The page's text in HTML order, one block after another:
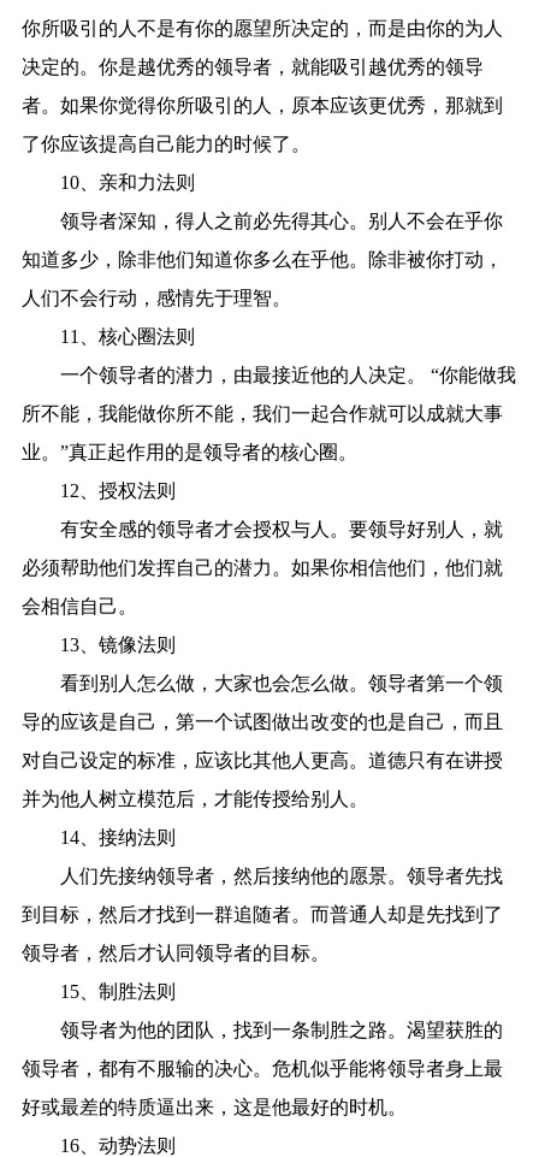
你所吸引的人不是有你的愿望所决定的，而是由你的为人
决定的。你是越优秀的领导者，就能吸引越优秀的领导
者。如果你觉得你所吸引的人，原本应该更优秀，那就到
了你应该提高自己能力的时候了。
10、亲和力法则
领导者深知，得人之前必先得其心。别人不会在乎你
知道多少，除非他们知道你多么在乎他。除非被你打动，
人们不会行动，感情先于理智。
11、核心圈法则
一个领导者的潜力，由最接近他的人决定。 “你能做我
所不能，我能做你所不能，我们一起合作就可以成就大事
业。”真正起作用的是领导者的核心圈。
12、授权法则
有安全感的领导者才会授权与人。要领导好别人，就
必须帮助他们发挥自己的潜力。如果你相信他们，他们就
会相信自己。
13、镜像法则
看到别人怎么做，大家也会怎么做。领导者第一个领
导的应该是自己，第一个试图做出改变的也是自己，而且
对自己设定的标准，应该比其他人更高。道德只有在讲授
并为他人树立模范后，才能传授给别人。
14、接纳法则
人们先接纳领导者，然后接纳他的愿景。领导者先找
到目标，然后才找到一群追随者。而普通人却是先找到了
领导者，然后才认同领导者的目标。
15、制胜法则
领导者为他的团队，找到一条制胜之路。渴望获胜的
领导者，都有不服输的决心。危机似乎能将领导者身上最
好或最差的特质逼出来，这是他最好的时机。
16、动势法则